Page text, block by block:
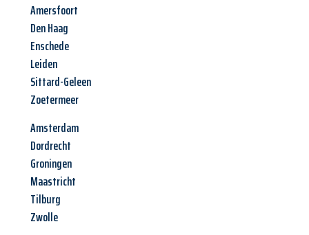
Amersfoort
Den Haag
Enschede
Leiden
Sittard-Geleen
Zoetermeer
Amsterdam
Dordrecht
Groningen
Maastricht
Tilburg
Zwolle